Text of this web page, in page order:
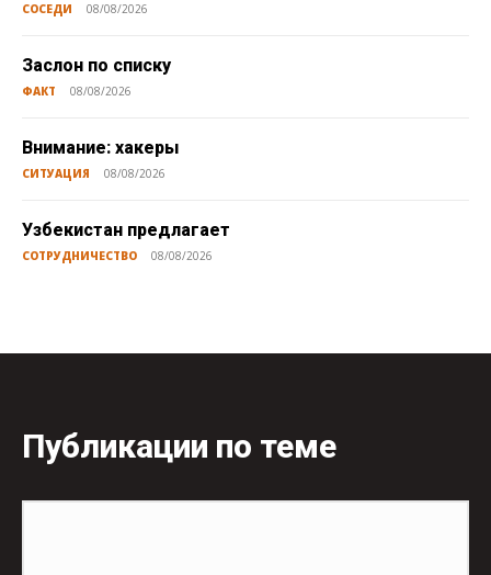
СОСЕДИ 08/08/2026
Заслон по списку
ФАКТ 08/08/2026
Внимание: хакеры
СИТУАЦИЯ 08/08/2026
Узбекистан предлагает
СОТРУДНИЧЕСТВО 08/08/2026
Публикации по теме